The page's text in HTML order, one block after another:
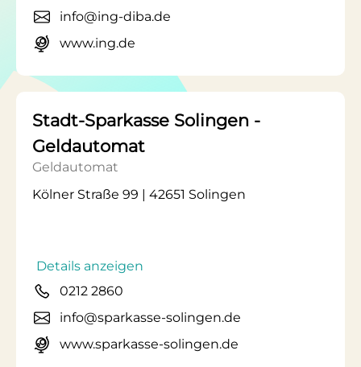
info@ing-diba.de
www.ing.de
Stadt-Sparkasse Solingen -
Geldautomat
Geldautomat
Kölner Straße 99 | 42651 Solingen
Details anzeigen
0212 2860
info@sparkasse-solingen.de
www.sparkasse-solingen.de